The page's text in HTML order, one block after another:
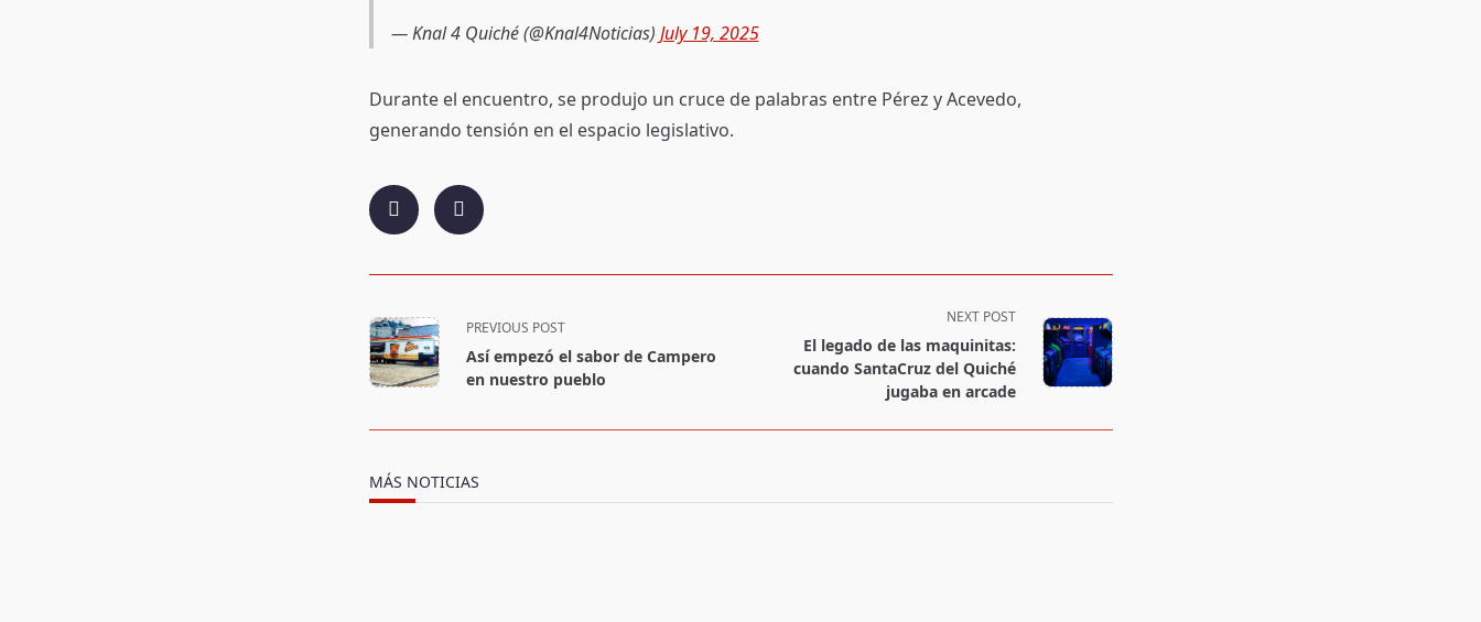
— Knal 4 Quiché (@Knal4Noticias) July 19, 2025
Durante el encuentro, se produjo un cruce de palabras entre Pérez y Acevedo,
generando tensión en el espacio legislativo.
<span
class="nav-
subtitle
screen-
PREVIOUS POST
Así empezó el sabor de Campero
en nuestro pueblo
NEXT POST
El legado de las maquinitas:
cuando SantaCruz del Quiché
jugaba en arcade
MÁS NOTICIAS